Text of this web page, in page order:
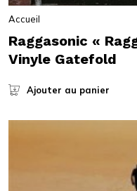
Accueil
Raggasonic «
Vinyle Gatefold
Ajouter au panier